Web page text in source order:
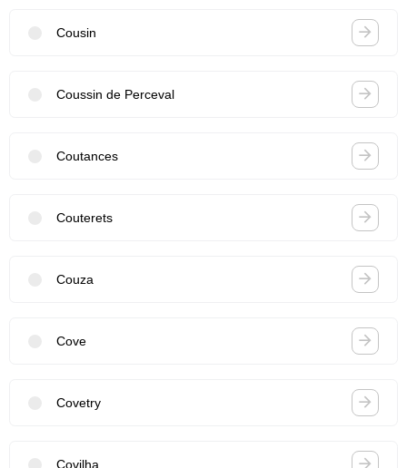
Cousin
Coussin de Perceval
Coutances
Couterets
Couza
Cove
Covetry
Covilha